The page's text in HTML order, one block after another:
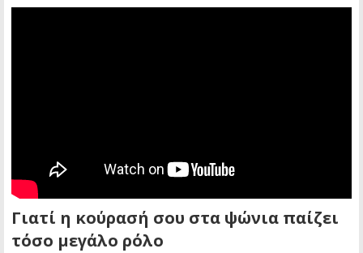
Γιατί η κούρασή σου στα ψώνια παίζει
τόσο μεγάλο ρόλο